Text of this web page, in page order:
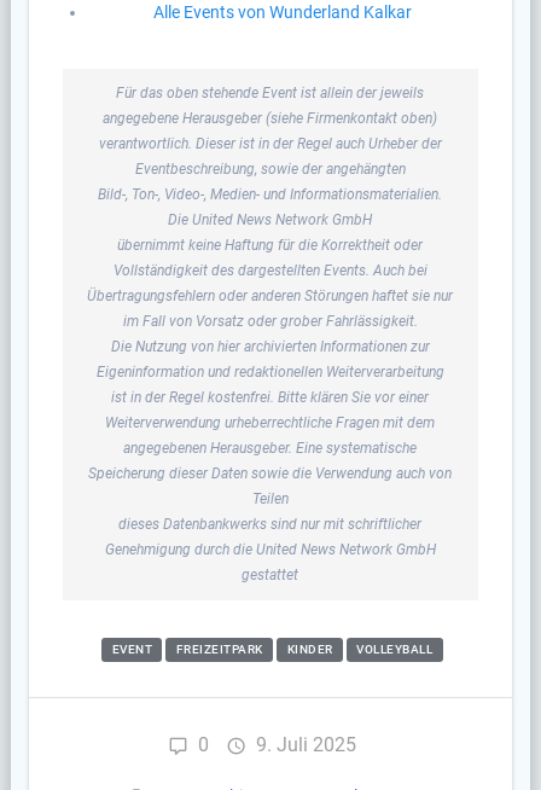
Alle Events von Wunderland Kalkar
Für das oben stehende Event ist allein der jeweils
angegebene Herausgeber (siehe Firmenkontakt oben)
verantwortlich. Dieser ist in der Regel auch Urheber der
Eventbeschreibung, sowie der angehängten
Bild-, Ton-, Video-, Medien- und Informationsmaterialien.
Die United News Network GmbH
übernimmt keine Haftung für die Korrektheit oder
Vollständigkeit des dargestellten Events. Auch bei
Übertragungsfehlern oder anderen Störungen haftet sie nur
im Fall von Vorsatz oder grober Fahrlässigkeit.
Die Nutzung von hier archivierten Informationen zur
Eigeninformation und redaktionellen Weiterverarbeitung
ist in der Regel kostenfrei. Bitte klären Sie vor einer
Weiterverwendung urheberrechtliche Fragen mit dem
angegebenen Herausgeber. Eine systematische
Speicherung dieser Daten sowie die Verwendung auch von
Teilen
dieses Datenbankwerks sind nur mit schriftlicher
Genehmigung durch die United News Network GmbH
gestattet
EVENT FREIZEITPARK KINDER VOLLEYBALL
0 9. Juli 2025